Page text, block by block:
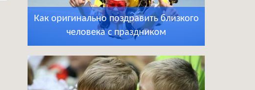
Как оригинально поздравить близкого
человека с праздником